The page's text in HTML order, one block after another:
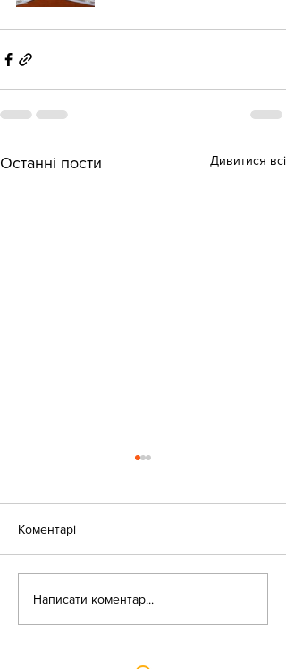
Останні пости Дивитися всі
Коментарі
Написати коментар...